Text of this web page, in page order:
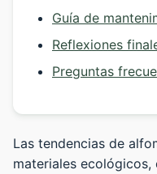
Guía de
Reflexiones
Preguntas
Las tendencias de
materiales